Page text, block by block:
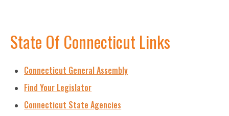
State Of Connecticut Links
Connecticut General Assembly
Find Your Legislator
Connecticut State Agencies